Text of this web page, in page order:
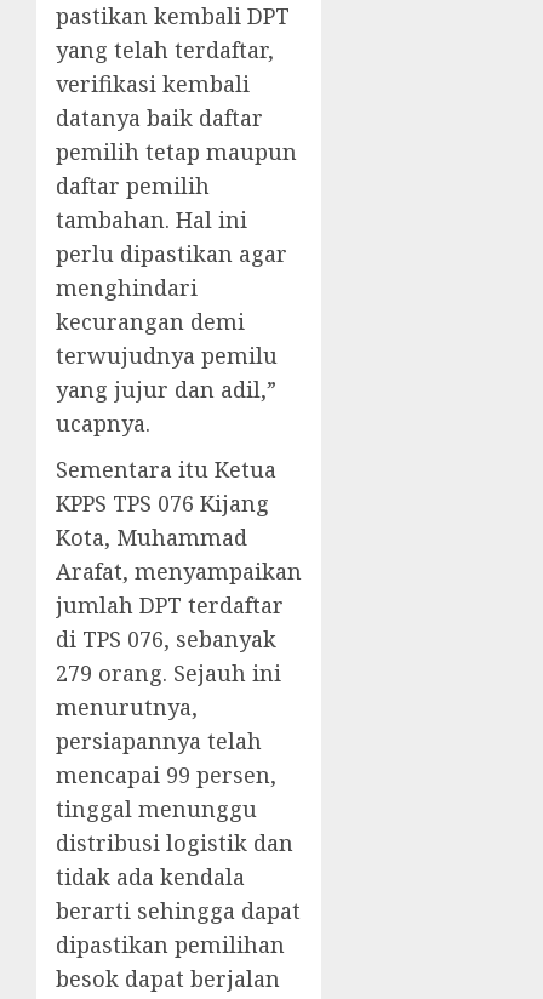
pastikan kembali DPT
yang telah terdaftar,
verifikasi kembali
datanya baik daftar
pemilih tetap maupun
daftar pemilih
tambahan. Hal ini
perlu dipastikan agar
menghindari
kecurangan demi
terwujudnya pemilu
yang jujur dan adil,”
ucapnya.
Sementara itu Ketua
KPPS TPS 076 Kijang
Kota, Muhammad
Arafat, menyampaikan
jumlah DPT terdaftar
di TPS 076, sebanyak
279 orang. Sejauh ini
menurutnya,
persiapannya telah
mencapai 99 persen,
tinggal menunggu
distribusi logistik dan
tidak ada kendala
berarti sehingga dapat
dipastikan pemilihan
besok dapat berjalan